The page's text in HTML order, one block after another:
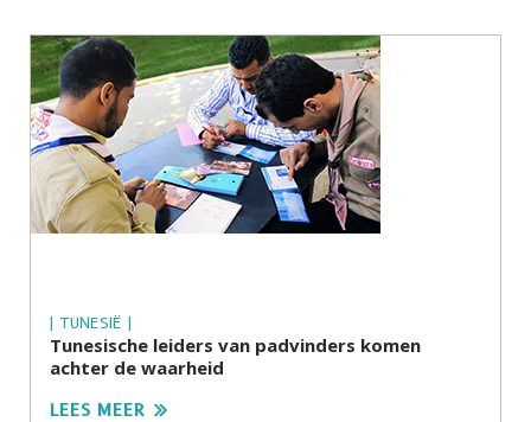
| TUNESIË |
Tunesische leiders van padvinders komen
achter de waarheid
LEES MEER